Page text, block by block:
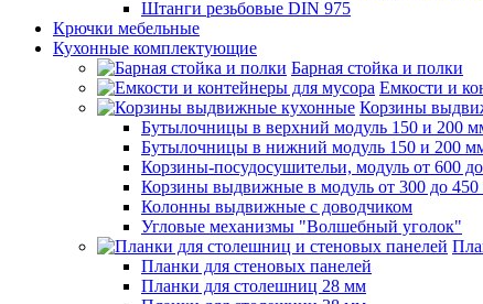
Штанги резьбовые DIN 975
Крючки мебельные
Кухонные комплектующие
Барная стойка и полки
Емкости и
Корзины
Бутылочницы в верхний модуль 150 и 200
Бутылочницы в нижний модуль 150 и 200
Корзины-посудосушительи, модуль от 600
Корзины выдвижные в модуль от 300 до
Колонны выдвижные с доводчиком
Угловые механизмы "Волшебный уголок"
Планки для стеновых панелей
Планки для столешниц 28 мм